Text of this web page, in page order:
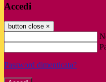
Accedi
button close ×
Password dimenticata?